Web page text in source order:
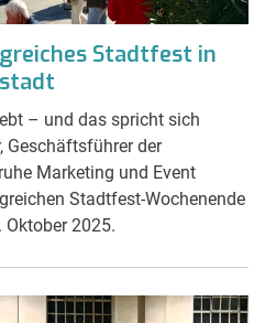
Stadtfest in
– und das spricht sich
Geschäftsführer der
Marketing und Event
Stadtfest-Wochenende
2025.